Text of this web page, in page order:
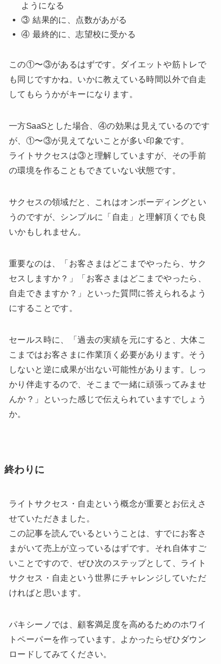
ようになる
③ 結果的に、点数があがる
④ 最終的に、志望校に受かる
この①〜③があるはずです。ダイエットや筋トレで
も同じですかね。いかに教えている時間以外で自走
してもらうかがキーになります。
一方SaaSとした場合、④の効果は見えているのです
が、①〜③が見えてないことが多い印象です。
ライトサクセスは③と理解していますが、その手前
の環境を作ることもできていない状態です。
サクセスの領域だと、これはオンボーディングとい
うのですが、シンプルに「自走」と理解頂くでも良
いかもしれません。
重要なのは、「お客さまはどこまでやったら、サク
セスしますか？」「お客さまはどこまでやったら、
自走できますか？」といった質問に答えられるよう
にすることです。
セールス時に、「過去の実績を元にすると、大体こ
こまではお客さまに作業頂く必要があります。そう
しないと逆に成果が出ない可能性があります。しっ
かり伴走するので、そこまで一緒に頑張ってみませ
んか？」といった感じで伝えられていますでしょう
か。
終わりに
ライトサクセス・自走という概念が重要とお伝えさ
せていただきました。
この記事を読んでいるということは、すでにお客さ
まがいて売上が立っているはずです。それ自体すご
いことですので、ぜひ次のステップとして、ライト
サクセス・自走という世界にチャレンジしていただ
ければと思います。
パキシーノでは、顧客満足度を高めるためのホワイ
トペーパーを作っています。よかったらぜひダウン
ロードしてみてください。